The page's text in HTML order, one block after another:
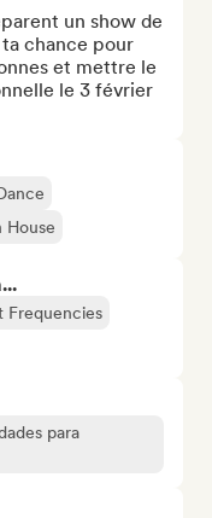
un show de
chance pour
et mettre le
le 3 février
House
Frequencies
para